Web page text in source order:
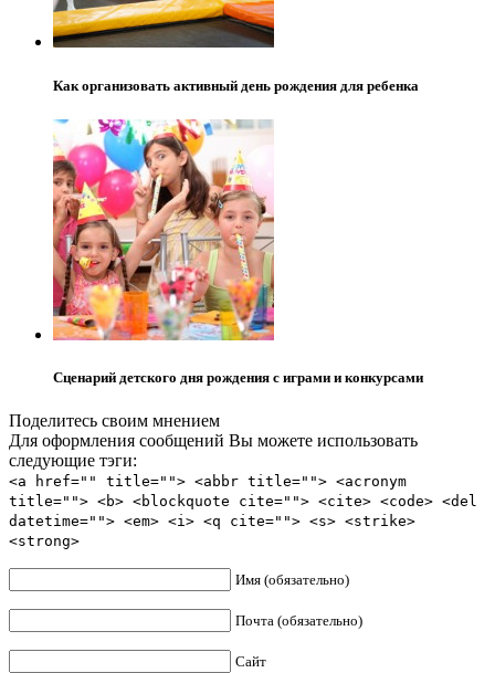
Как организовать активный день рождения для ребенка
Сценарий детского дня рождения с играми и конкурсами
Поделитесь своим мнением
Для оформления сообщений Вы можете использовать
следующие тэги:
<a href="" title=""> <abbr title=""> <acronym
title=""> <b> <blockquote cite=""> <cite> <code> <del
datetime=""> <em> <i> <q cite=""> <s> <strike>
<strong>
Имя (обязательно)
Почта (обязательно)
Сайт